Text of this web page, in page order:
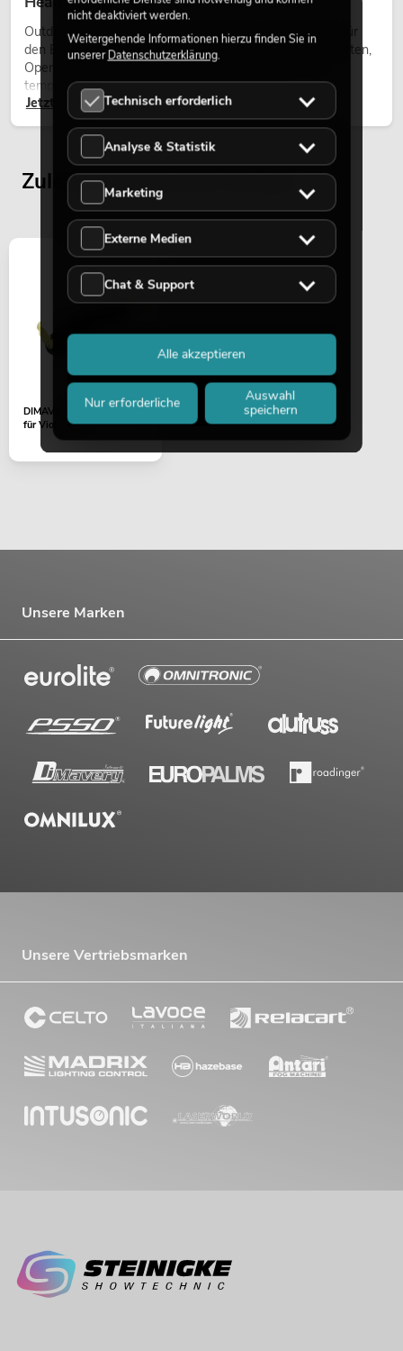
Outdoor Moving-Heads sind bewegliche Scheinwerfer für
den Einsatz im Freien. Sie werden bei Festivals, Stadtfesten,
Open-Air-Konzerten, Architekturinszenierungen und
temporären Außeninstallationen eingesetzt.
Jetzt lesen
Zuletzt angesehene Artikel
DIMAVERY Schulterhalter
für Violine 1/2
Unsere Marken
Unsere Vertriebsmarken
nicht deaktiviert werden.
Weitergehende Informationen hierzu finden Sie in
unsererDatenschutzerklärung.
Technisch erforderlich
Analyse & Statistik
Marketing
Externe Medien
Chat & Support
Nur erforderliche
Auswahl
speichern
Alle akzeptieren